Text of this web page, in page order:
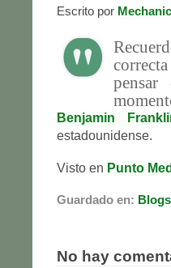
Escrito por
Benjamin
estadounidense.
Visto en Punto
Guardado en: Blogs
No hay